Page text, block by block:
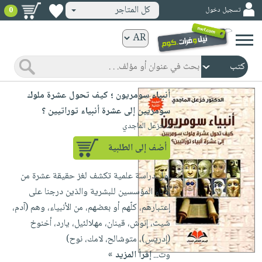
ورقية
المواضيع
صدر
حديثاً
الأكثر
مبيعاً
جوائز
شحن
مخفض
عروض
خاصة
صفحات
مشوقة
كتب
الكترونية
الصفحة
الرئيسية
صدر
حديثاً
الأكثر
مبيعاً
كتب
مجانية
كتب
صوتية
الصفحة
الرئيسية
masmu3
بلا
حدود
أطفال
وناشئة
الصفحةوسائل
تسجيل دخول كل المتاجر 0
أنبياء سومريون ؛ كيف تحول عشرة ملوك
سومريين إلى عشرة أنبياء توراتيين ؟
لـ خزعل الماجدي
أضف إلى الطلبية
أول دراسة علمية تكشف لغز حقيقة عشرة من
الآباء المؤسسين للبشرية والذين درجنا على
إعتبارهم، كلّهم أو بعضهم، من الأنبياء، وهم (آدم،
شيث، إنوش، قينان، مهلالئيل، يارد، أخنوخ
(إدريس)، متوشالح، لامك، نوح)
وت...إقرأ المزيد »